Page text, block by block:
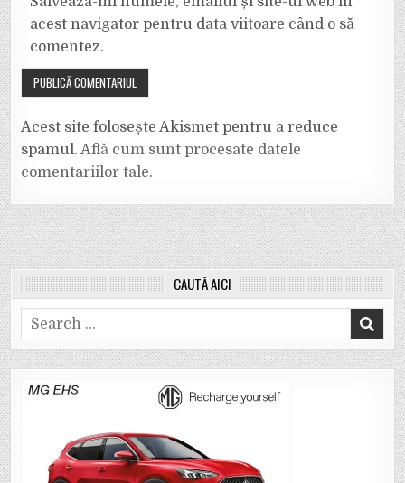
acest navigator pentru data viitoare când o să
comentez.
Acest site folosește Akismet pentru a reduce
spamul.Află cum sunt procesate datele
comentariilor tale.
CAUTĂ AICI
Search
for: